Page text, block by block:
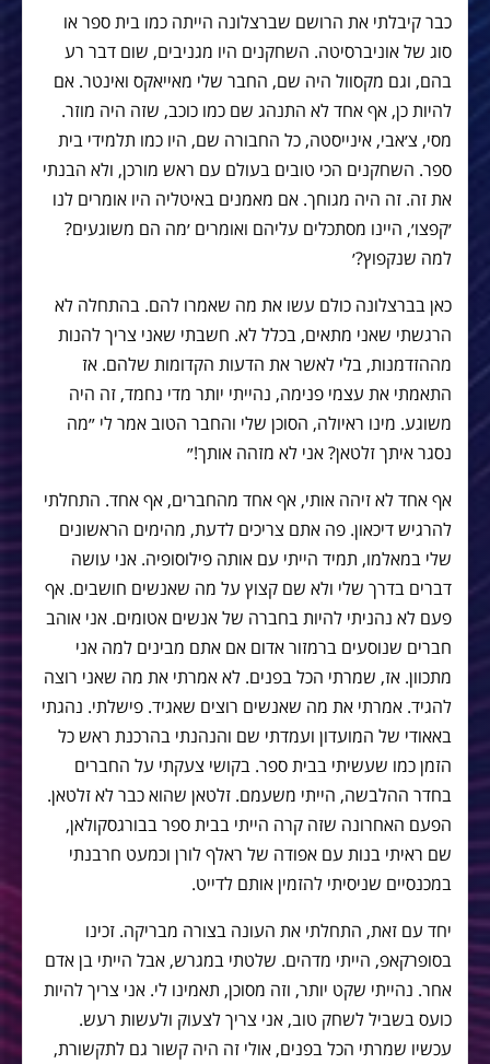
כבר קיבלתי את הרושם שברצלונה הייתה כמו בית ספר או
סוג של אוניברסיטה. השחקנים היו מגניבים, שום דבר רע
בהם, וגם מקסוול היה שם, החבר שלי מאייאקס ואינטר. אם
להיות כן, אף אחד לא התנהג שם כמו כוכב, שזה היה מוזר.
מסי, צ׳אבי, אינייסטה, כל החבורה שם, היו כמו תלמידי בית
ספר. השחקנים הכי טובים בעולם עם ראש מורכן, ולא הבנתי
את זה. זה היה מגוחך. אם מאמנים באיטליה היו אומרים לנו
׳קפצו׳, היינו מסתכלים עליהם ואומרים ׳מה הם משוגעים?
למה שנקפוץ?׳
כאן בברצלונה כולם עשו את מה שאמרו להם. בהתחלה לא
הרגשתי שאני מתאים, בכלל לא. חשבתי שאני צריך להנות
מההזדמנות, בלי לאשר את הדעות הקדומות שלהם. אז
התאמתי את עצמי פנימה, נהייתי יותר מדי נחמד, זה היה
משוגע. מינו ראיולה, הסוכן שלי והחבר הטוב אמר לי ״מה
נסגר איתך זלטאן? אני לא מזהה אותך!״
אף אחד לא זיהה אותי, אף אחד מהחברים, אף אחד. התחלתי
להרגיש דיכאון. פה אתם צריכים לדעת, מהימים הראשונים
שלי במאלמו, תמיד הייתי עם אותה פילוסופיה. אני עושה
דברים בדרך שלי ולא שם קצוץ על מה שאנשים חושבים. אף
פעם לא נהניתי להיות בחברה של אנשים אטומים. אני אוהב
חברים שנוסעים ברמזור אדום אם אתם מבינים למה אני
מתכוון. אז, שמרתי הכל בפנים. לא אמרתי את מה שאני רוצה
להגיד. אמרתי את מה שאנשים רוצים שאגיד. פישלתי. נהגתי
באאודי של המועדון ועמדתי שם והנהנתי בהרכנת ראש כל
הזמן כמו שעשיתי בבית ספר. בקושי צעקתי על החברים
בחדר ההלבשה, הייתי משעמם. זלטאן שהוא כבר לא זלטאן.
הפעם האחרונה שזה קרה הייתי בבית ספר בבורגסקולאן,
שם ראיתי בנות עם אפודה של ראלף לורן וכמעט חרבנתי
במכנסיים שניסיתי להזמין אותם לדייט.
יחד עם זאת, התחלתי את העונה בצורה מבריקה. זכינו
בסופרקאפ, הייתי מדהים. שלטתי במגרש, אבל הייתי בן אדם
אחר. נהייתי שקט יותר, וזה מסוכן, תאמינו לי. אני צריך להיות
כועס בשביל לשחק טוב, אני צריך לצעוק ולעשות רעש.
עכשיו שמרתי הכל בפנים, אולי זה היה קשור גם לתקשורת,